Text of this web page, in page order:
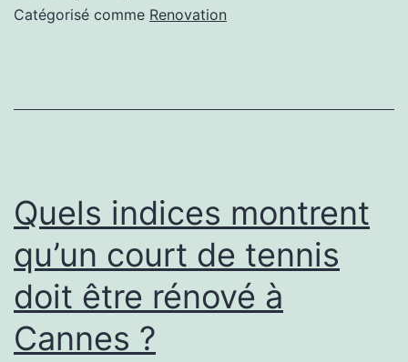
corriger
?
Catégorisé comme Renovation
Quels indices montrent
qu’un court de tennis
doit être rénové à
Cannes ?